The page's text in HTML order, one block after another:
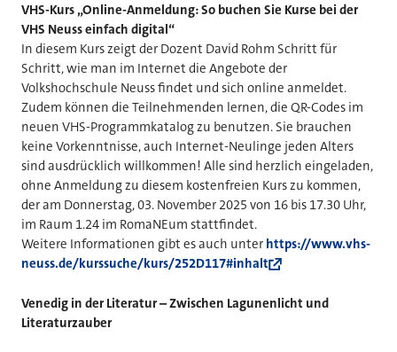
VHS-Kurs „Online-Anmeldung: So buchen Sie Kurse bei der
VHS Neuss einfach digital“
In diesem Kurs zeigt der Dozent David Rohm Schritt für
Schritt, wie man im Internet die Angebote der
Volkshochschule Neuss findet und sich online anmeldet.
Zudem können die Teilnehmenden lernen, die QR-Codes im
neuen VHS-Programmkatalog zu benutzen. Sie brauchen
keine Vorkenntnisse, auch Internet-Neulinge jeden Alters
sind ausdrücklich willkommen! Alle sind herzlich eingeladen,
ohne Anmeldung zu diesem kostenfreien Kurs zu kommen,
der am Donnerstag, 03. November 2025 von 16 bis 17.30 Uhr,
im Raum 1.24 im RomaNEum stattfindet.
Weitere Informationen gibt es auch unter https://www.vhs-
neuss.de/kurssuche/kurs/252D117#inhalt
Venedig in der Literatur – Zwischen Lagunenlicht und
Literaturzauber